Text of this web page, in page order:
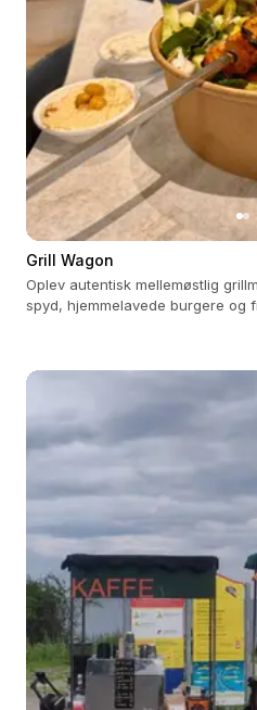
Grill Wagon
Oplev autentisk mellemøstlig
spyd, hjemmelavede burgere og